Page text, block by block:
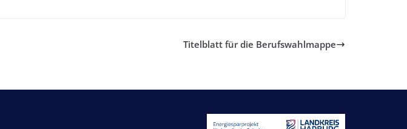
Titelblatt für die Berufswahlmappe